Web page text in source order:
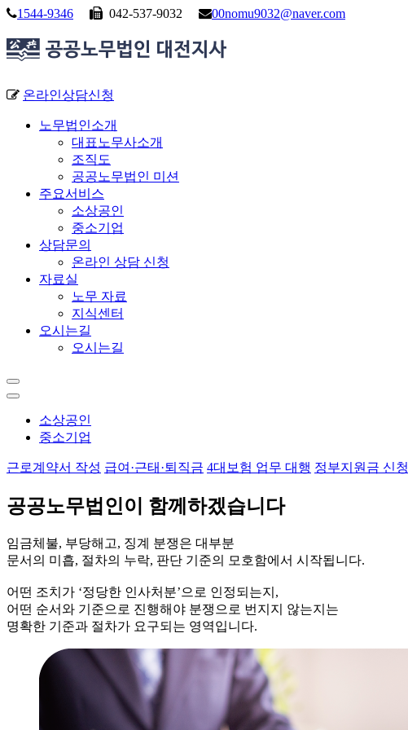
1544-9346 042-537-9032 00nomu9032@naver.com
온라인상담신청
노무법인소개
대표노무사소개
조직도
공공노무법인 미션
주요서비스
소상공인
중소기업
상담문의
온라인 상담 신청
자료실
노무 자료
지식센터
오시는길
오시는길
소상공인
중소기업
근로계약서 작성 급여·근태·퇴직금 4대보험 업무 대행 정부지원금 신청
공공노무법인이 함께하겠습니다
임금체불, 부당해고, 징계 분쟁은 대부분
문서의 미흡, 절차의 누락, 판단 기준의 모호함에서 시작됩니다.
어떤 조치가 ‘정당한 인사처분’으로 인정되는지,
어떤 순서와 기준으로 진행해야 분쟁으로 번지지 않는지는
명확한 기준과 절차가 요구되는 영역입니다.